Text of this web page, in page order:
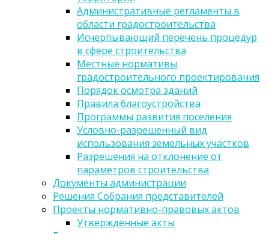
Административные регламенты в
области градостроительства
Исчерпывающий перечень процедур
в сфере строительства
Местные нормативы
градостроительного проектирования
Порядок осмотра зданий
Правила благоустройства
Программы развития поселения
Условно-разрешенный вид
использования земельных участков
Разрешения на отклонение от
параметров строительства
Документы администрации
Решения Собрания представителей
Проекты нормативно-правовых актов
Утвержденные акты